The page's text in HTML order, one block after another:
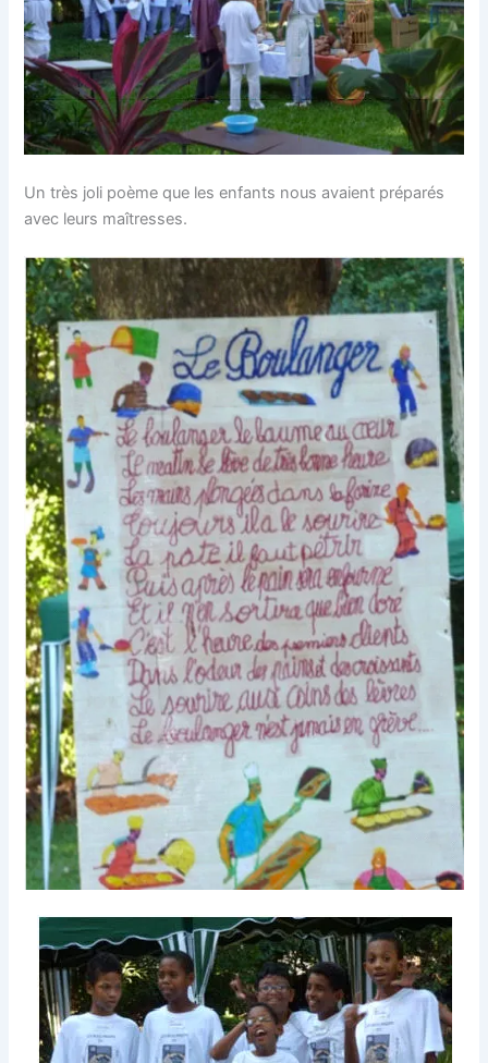
Un très joli poème que les enfants nous avaient préparés
avec leurs maîtresses.